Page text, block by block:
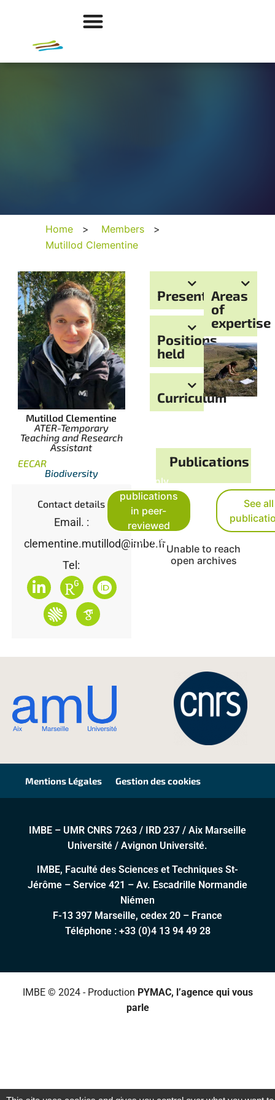
Home > Members
>
Mutillod Clementine
Mutillod Clementine
ATER-Temporary
Teaching and Research
Assistant
EECAR
Biodiversity
Contact details
Email. :
clementine.mutillod@imbe.fr
Tel:
Presentation
Positions
held
Curriculum
Areas
of
expertise
Publications
See only
publications
in peer-
reviewed
journals
See all
Unable to reach
open archives
Mentions Légales Gestion des cookies
IMBE – UMR CNRS 7263 / IRD 237 / Aix Marseille
Université / Avignon Université.
IMBE, Faculté des Sciences et Techniques St-
Jérôme – Service 421 – Av. Escadrille Normandie
Niémen
F-13 397 Marseille, cedex 20 – France
Téléphone : +33 (0)4 13 94 49 28
IMBE © 2024 - Production PYMAC, l’agence qui vous
parle